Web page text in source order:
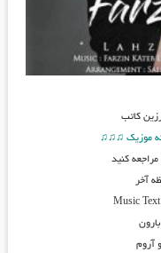
کاتب
موزیک ♫♫♫
کنید
آخر
Music
آروم